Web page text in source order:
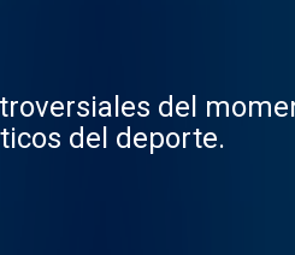
del
del deporte.